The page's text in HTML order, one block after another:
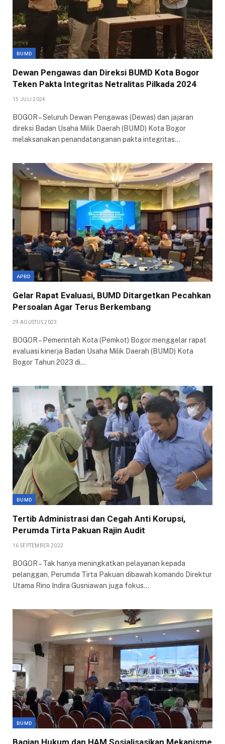
BUMD
Dewan Pengawas dan Direksi BUMD Kota Bogor
Teken Pakta Integritas Netralitas Pilkada 2024
15 JULI 2024
BOGOR – Seluruh Dewan Pengawas (Dewas) dan jajaran
direksi Badan Usaha Milik Daerah (BUMD) Kota Bogor
melaksanakan penandatanganan pakta integritas…
APBD
Gelar Rapat Evaluasi, BUMD Ditargetkan Pecahkan
Persoalan Agar Terus Berkembang
29 AGUSTUS 2023
BOGOR – Pemerintah Kota (Pemkot) Bogor menggelar rapat
evaluasi kinerja Badan Usaha Milik Daerah (BUMD) Kota
Bogor Tahun 2023 di…
BUMD
Tertib Administrasi dan Cegah Anti Korupsi,
Perumda Tirta Pakuan Rajin Audit
16 SEPTEMBER 2022
BOGOR – Tak hanya meningkatkan pelayanan kepada
pelanggan, Perumda Tirta Pakuan dibawah komando Direktur
Utama Rino Indira Gusniawan juga fokus…
BUMD